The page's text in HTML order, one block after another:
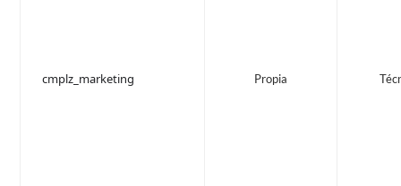
cmplz_marketing Propia